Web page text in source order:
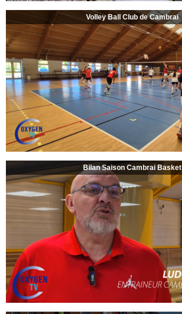
Volley Ball Club de Cambrai
Bilan Saison Cambrai Basket